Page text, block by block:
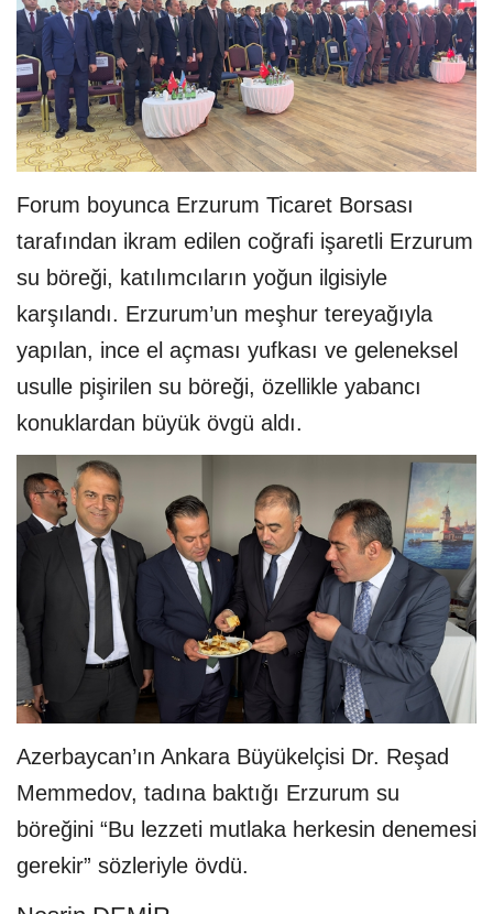
Forum boyunca Erzurum Ticaret Borsası
tarafından ikram edilen coğrafi işaretli Erzurum
su böreği, katılımcıların yoğun ilgisiyle
karşılandı. Erzurum’un meşhur tereyağıyla
yapılan, ince el açması yufkası ve geleneksel
usulle pişirilen su böreği, özellikle yabancı
konuklardan büyük övgü aldı.
Azerbaycan’ın Ankara Büyükelçisi Dr. Reşad
Memmedov, tadına baktığı Erzurum su
böreğini “Bu lezzeti mutlaka herkesin denemesi
gerekir” sözleriyle övdü.